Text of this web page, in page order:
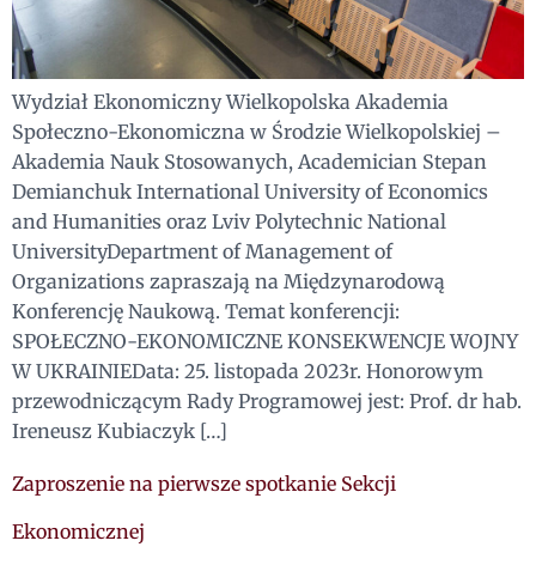
Wydział Ekonomiczny Wielkopolska Akademia
Społeczno-Ekonomiczna w Środzie Wielkopolskiej –
Akademia Nauk Stosowanych, Academician Stepan
Demianchuk International University of Economics
and Humanities oraz Lviv Polytechnic National
UniversityDepartment of Management of
Organizations zapraszają na Międzynarodową
Konferencję Naukową. Temat konferencji:
SPOŁECZNO-EKONOMICZNE KONSEKWENCJE WOJNY
W UKRAINIEData: 25. listopada 2023r. Honorowym
przewodniczącym Rady Programowej jest: Prof. dr hab.
Ireneusz Kubiaczyk […]
Zaproszenie na pierwsze spotkanie Sekcji
Ekonomicznej